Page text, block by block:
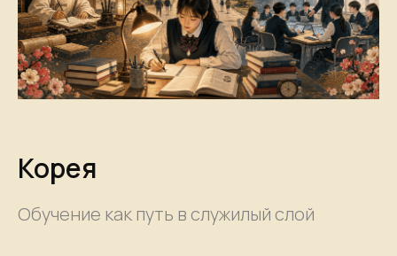
Корея
Обучение как путь в служилый слой